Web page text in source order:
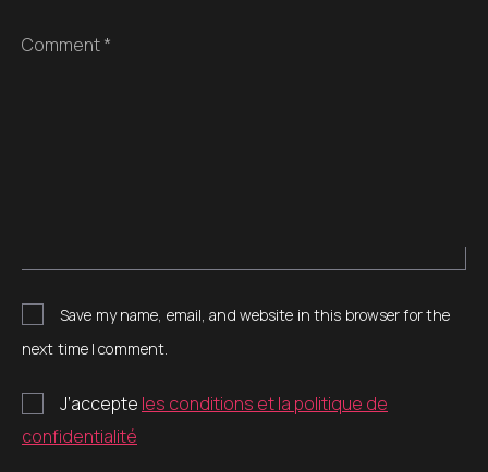
Comment *
Save my name, email, and website in this browser for the
next time I comment.
J’accepte les conditions et la politique de
confidentialité